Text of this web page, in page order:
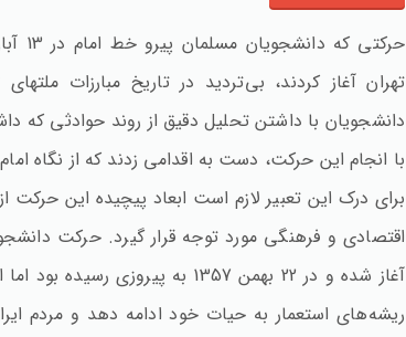
تهران آغاز کردند، بی‌تردید در تاریخ مبارزات
دانشجویان با داشتن تحلیل دقیق از روند حوادثی که
با انجام این حرکت‌، دست به اقدامی زدند که از نگاه امام
برای درک این تعبیر لازم است ابعاد پیچیده این
آغاز شده و در 22 بهمن 1357 به
ریشه‌های استعمار به حیات خود ادامه دهد و مردم